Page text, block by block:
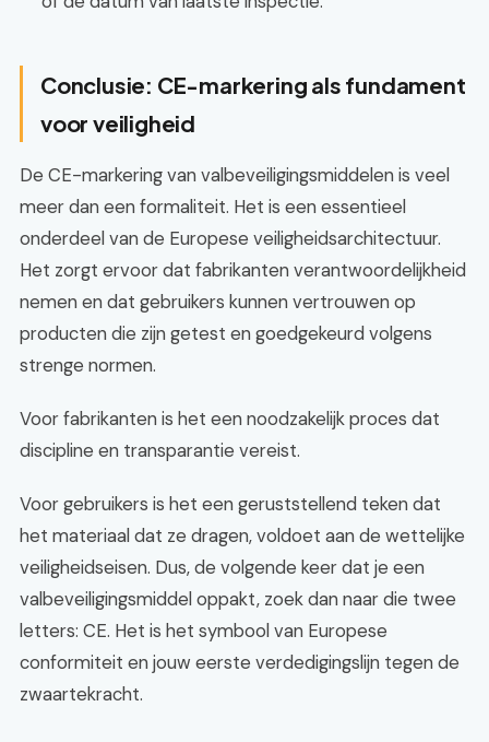
Conclusie: CE-markering als fundament
voor veiligheid
De CE-markering van valbeveiligingsmiddelen is veel
meer dan een formaliteit. Het is een essentieel
onderdeel van de Europese veiligheidsarchitectuur.
Het zorgt ervoor dat fabrikanten verantwoordelijkheid
nemen en dat gebruikers kunnen vertrouwen op
producten die zijn getest en goedgekeurd volgens
strenge normen.
Voor fabrikanten is het een noodzakelijk proces dat
discipline en transparantie vereist.
Voor gebruikers is het een geruststellend teken dat
het materiaal dat ze dragen, voldoet aan de wettelijke
veiligheidseisen. Dus, de volgende keer dat je een
valbeveiligingsmiddel oppakt, zoek dan naar die twee
letters: CE. Het is het symbool van Europese
conformiteit en jouw eerste verdedigingslijn tegen de
zwaartekracht.